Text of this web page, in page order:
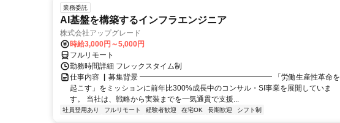
業務委託
AI基盤を構築するインフラエンジニア
株式会社アップグレード
時給3,000円～5,000円
フルリモート
勤務時間詳細 フレックスタイム制
仕事内容 ▏募集背景 ━━━━━━━━━━━━━━━━━━ 「労働生産性革命を
起こす」をミッションに前年比300%成長中のコンサル・SI事業を展開していま
す。 当社は、戦略から実装までを一気通貫で支援...
社員登用あり フルリモート 経験者歓迎 在宅OK 長期歓迎 シフト制